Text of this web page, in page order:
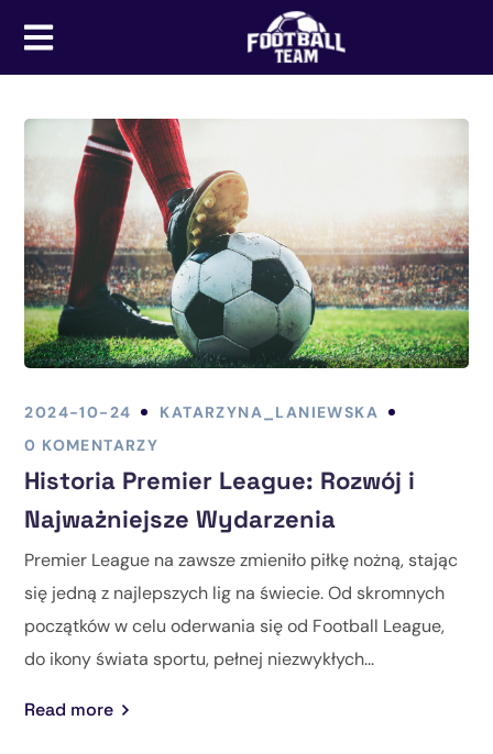
2024-10-24
KATARZYNA_LANIEWSKA
0 KOMENTARZY
Historia Premier League: Rozwój i
Najważniejsze Wydarzenia
Premier League na zawsze zmieniło piłkę nożną, stając
się jedną z najlepszych lig na świecie. Od skromnych
początków w celu oderwania się od Football League,
do ikony świata sportu, pełnej niezwykłych...
Read more